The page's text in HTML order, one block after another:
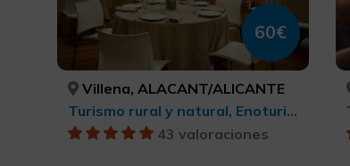
60€
Villena, ALACANT/ALICANTE
Turismo rural y natural, Enoturismo, Turismo gastronómico
43 valoraciones